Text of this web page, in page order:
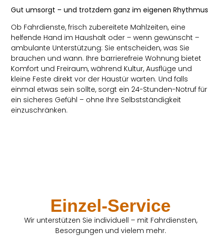
Gut umsorgt – und trotzdem ganz im eigenen Rhythmus
Ob Fahrdienste, frisch zubereitete Mahlzeiten, eine
helfende Hand im Haushalt oder – wenn gewünscht –
ambulante Unterstützung: Sie entscheiden, was Sie
brauchen und wann. Ihre barrierefreie Wohnung bietet
Komfort und Freiraum, während Kultur, Ausflüge und
kleine Feste direkt vor der Haustür warten. Und falls
einmal etwas sein sollte, sorgt ein 24-Stunden-Notruf für
ein sicheres Gefühl – ohne Ihre Selbstständigkeit
einzuschränken.
Einzel-Service
Wir unterstützen Sie individuell – mit Fahrdiensten,
Besorgungen und vielem mehr.